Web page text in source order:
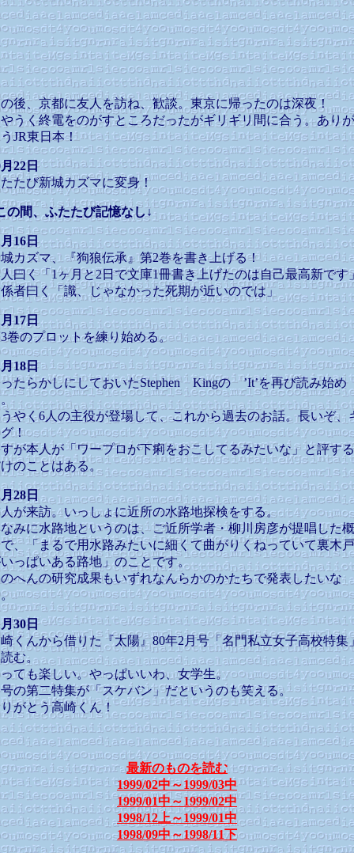
後、京都に友人を訪ね、歓談。東京に帰ったのは深夜！
うく終電をのがすところだったがギリギリ間に合う。ありが
JR東日本！
22日
たび新城カズマに変身！
の間、ふたたび記憶なし↓
16日
カズマ、『狗狼伝承』第2巻を書き上げる！
曰く「1ヶ月と2日で文庫1冊書き上げたのは自己最高新です
者曰く「識、じゃなかった死期が近いのでは」
17日
巻のプロットを練り始める。
18日
たらかしにしておいたStephen Kingの ’It’を再び読み始め
やく6人の主役が登場して、これから過去のお話。長いぞ、
！
が本人が「ワープロが下痢をおこしてるみたいな」と評する
のことはある。
28日
が来訪。いっしょに近所の水路地探検をする。
みに水路地というのは、ご近所学者・柳川房彦が提唱した概
、「まるで用水路みたいに細くて曲がりくねっていて裏木戸
っぱいある路地」のことです。
へんの研究成果もいずれなんらかのかたちで発表したいな
30日
くんから借りた『太陽』80年2月号「名門私立女子高校特集
む。
ても楽しい。やっぱいいわ、女学生。
の第二特集が「スケバン」だというのも笑える。
がとう高崎くん！
最新のものを読む
1999/02中～1999/03中
1999/01中～1999/02中
1998/12上～1999/01中
1998/09中～1998/11下